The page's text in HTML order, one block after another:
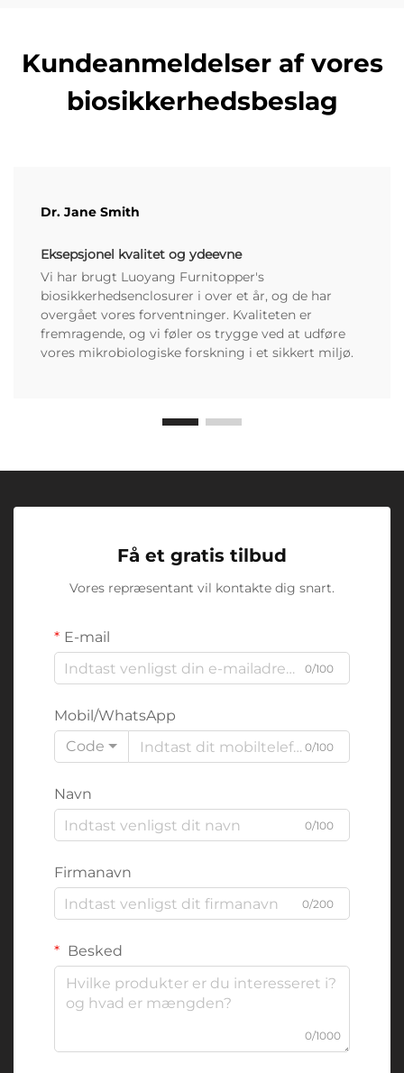
Kundeanmeldelser af vores
biosikkerhedsbeslag
Dr. Jane Smith
Eksepsjonel kvalitet og ydeevne
Vi har brugt Luoyang Furnitopper's
biosikkerhedsenclosurer i over et år, og de har
overgået vores forventninger. Kvaliteten er
fremragende, og vi føler os trygge ved at udføre
vores mikrobiologiske forskning i et sikkert miljø.
Få et gratis tilbud
Vores repræsentant vil kontakte dig snart.
E-mail
0/100
Mobil/WhatsApp
Code
0/100
Navn
0/100
Firmanavn
0/200
Besked
0/1000